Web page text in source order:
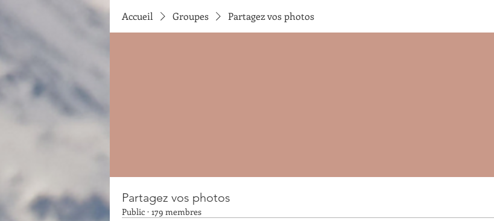
Accueil Groupes Partagez vos photos
Partagez vos photos
Public · 179 membres